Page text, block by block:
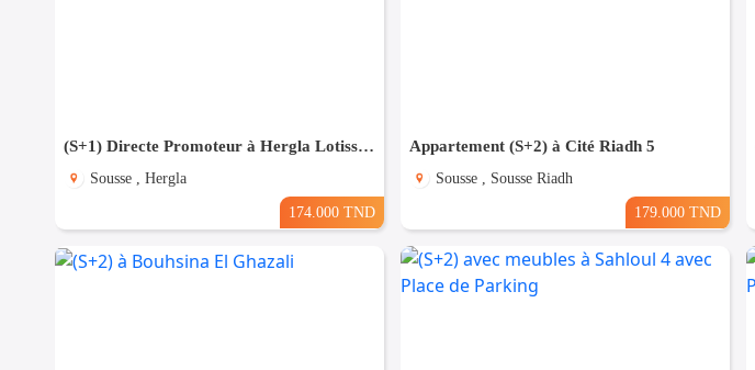
(S+1) Directe Promoteur à Hergla Lotissement AFH
Sousse , Hergla
174.000 TND
Appartement (S+2) à Cité Riadh 5
Sousse , Sousse Riadh
179.000 TND